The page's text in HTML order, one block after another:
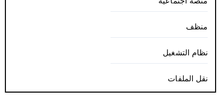
منظف
نظام التشغيل
نقل الملفات